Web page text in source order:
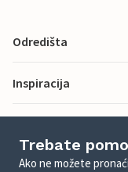
Odredišta
Inspiracija
Trebate
Ako ne možete